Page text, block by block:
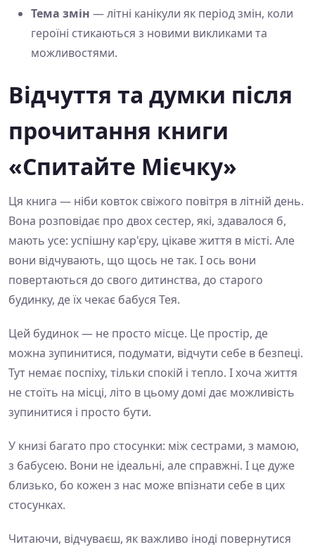
Тема змін — літні канікули як період змін, коли
героїні стикаються з новими викликами та
можливостями.
Відчуття та думки після
прочитання книги
«Спитайте Мієчку»
Ця книга — ніби ковток свіжого повітря в літній день.
Вона розповідає про двох сестер, які, здавалося б,
мають усе: успішну кар'єру, цікаве життя в місті. Але
вони відчувають, що щось не так. І ось вони
повертаються до свого дитинства, до старого
будинку, де їх чекає бабуся Тея.
Цей будинок — не просто місце. Це простір, де
можна зупинитися, подумати, відчути себе в безпеці.
Тут немає поспіху, тільки спокій і тепло. І хоча життя
не стоїть на місці, літо в цьому домі дає можливість
зупинитися і просто бути.
У книзі багато про стосунки: між сестрами, з мамою,
з бабусею. Вони не ідеальні, але справжні. І це дуже
близько, бо кожен з нас може впізнати себе в цих
стосунках.
Читаючи, відчуваєш, як важливо іноді повернутися